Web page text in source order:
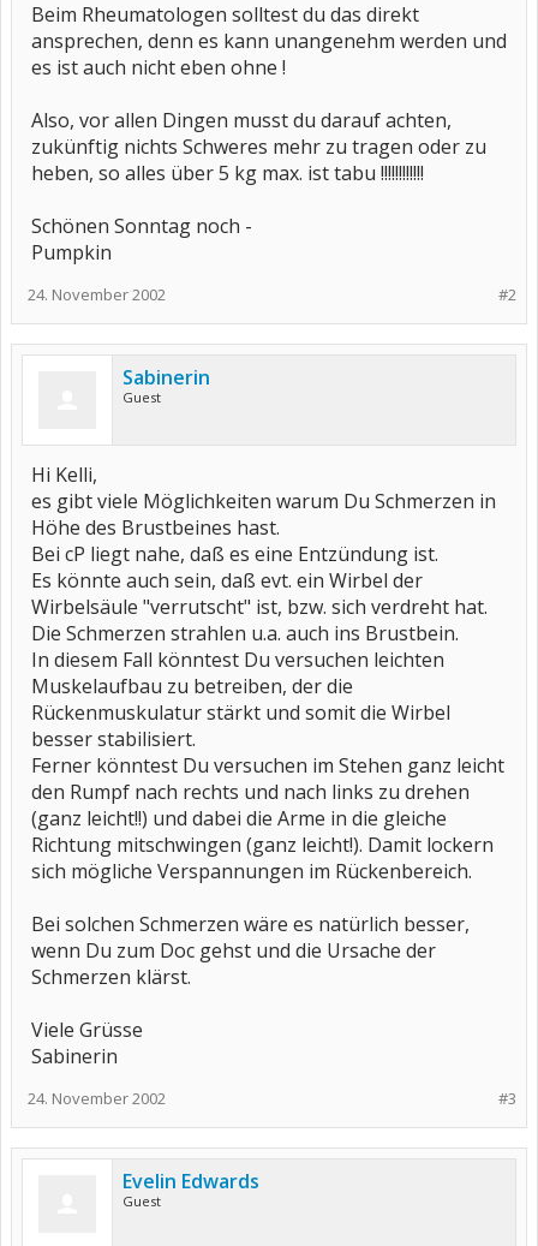
Beim Rheumatologen solltest du das direkt
ansprechen, denn es kann unangenehm werden und
es ist auch nicht eben ohne !
Also, vor allen Dingen musst du darauf achten,
zukünftig nichts Schweres mehr zu tragen oder zu
heben, so alles über 5 kg max. ist tabu !!!!!!!!!!!!
Schönen Sonntag noch -
Pumpkin
#2
24. November 2002
Sabinerin
Guest
Hi Kelli,
es gibt viele Möglichkeiten warum Du Schmerzen in
Höhe des Brustbeines hast.
Bei cP liegt nahe, daß es eine Entzündung ist.
Es könnte auch sein, daß evt. ein Wirbel der
Wirbelsäule "verrutscht" ist, bzw. sich verdreht hat.
Die Schmerzen strahlen u.a. auch ins Brustbein.
In diesem Fall könntest Du versuchen leichten
Muskelaufbau zu betreiben, der die
Rückenmuskulatur stärkt und somit die Wirbel
besser stabilisiert.
Ferner könntest Du versuchen im Stehen ganz leicht
den Rumpf nach rechts und nach links zu drehen
(ganz leicht!!) und dabei die Arme in die gleiche
Richtung mitschwingen (ganz leicht!). Damit lockern
sich mögliche Verspannungen im Rückenbereich.
Bei solchen Schmerzen wäre es natürlich besser,
wenn Du zum Doc gehst und die Ursache der
Schmerzen klärst.
Viele Grüsse
Sabinerin
#3
24. November 2002
Evelin Edwards
Guest